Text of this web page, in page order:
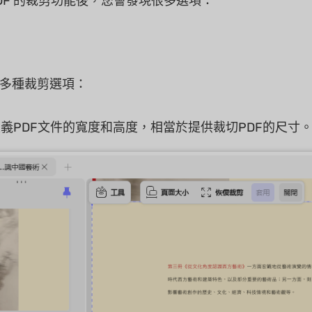
種裁剪選項：
PDF文件的寬度和高度，相當於提供裁切PDF的尺寸。